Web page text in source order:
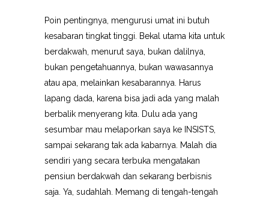
Poin pentingnya, mengurusi umat ini butuh
kesabaran tingkat tinggi. Bekal utama kita untuk
berdakwah, menurut saya, bukan dalilnya,
bukan pengetahuannya, bukan wawasannya
atau apa, melainkan kesabarannya. Harus
lapang dada, karena bisa jadi ada yang malah
berbalik menyerang kita. Dulu ada yang
sesumbar mau melaporkan saya ke INSISTS,
sampai sekarang tak ada kabarnya. Malah dia
sendiri yang secara terbuka mengatakan
pensiun berdakwah dan sekarang berbisnis
saja. Ya, sudahlah. Memang di tengah-tengah